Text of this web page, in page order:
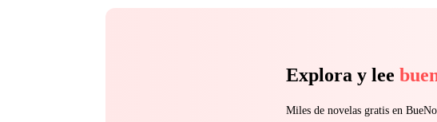
Explora y lee
Miles de novelas gratis en